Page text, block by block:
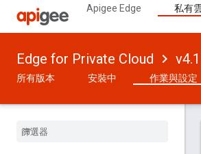
Apigee Edge 私有
Edge for Private Cloud
所有版本 安裝中 作業與設定